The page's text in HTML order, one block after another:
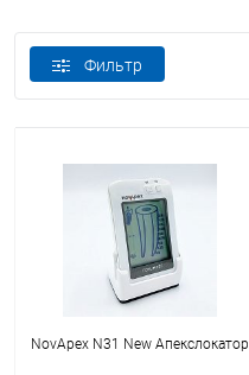
Фильтр
NovApex N31 New Апекслокатор